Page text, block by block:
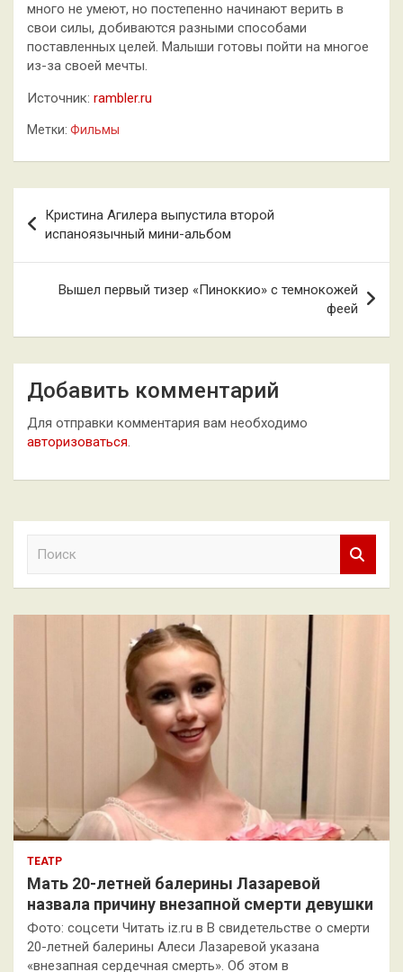
много не умеют, но постепенно начинают верить в
свои силы, добиваются разными способами
поставленных целей. Малыши готовы пойти на многое
из-за своей мечты.
Источник: rambler.ru
Метки: Фильмы
по
записям
Кристина Агилера выпустила второй
испаноязычный мини-альбом
Вышел первый тизер «Пиноккио» с темнокожей
феей
Добавить комментарий
Для отправки комментария вам необходимо
авторизоваться.
к
ТЕАТР
Мать 20-летней балерины Лазаревой
назвала причину внезапной смерти девушки
Фото: соцсети Читать iz.ru в В свидетельстве о смерти
20-летней балерины Алеси Лазаревой указана
«внезапная сердечная смерть». Об этом в